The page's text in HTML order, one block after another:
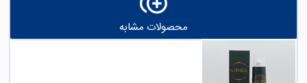
محصولات مشابه